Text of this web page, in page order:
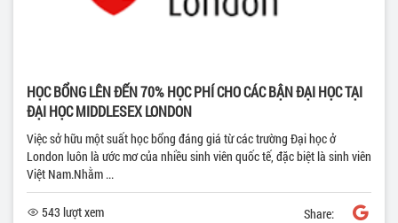
HỌC BỔNG LÊN ĐẾN 70% HỌC PHÍ CHO CÁC BẬN ĐẠI HỌC TẠI
ĐẠI HỌC MIDDLESEX LONDON
Việc sở hữu một suất học bổng đáng giá từ các trường Đại học ở
London luôn là ước mơ của nhiều sinh viên quốc tế, đặc biệt là sinh viên
Việt Nam.Nhằm ...
543 lượt xem Share: